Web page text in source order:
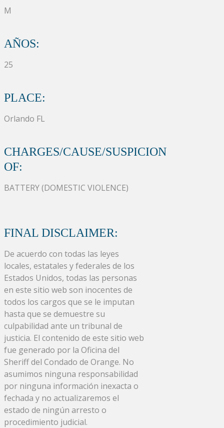
M
AÑOS:
25
PLACE:
Orlando FL
CHARGES/CAUSE/SUSPICION
OF:
BATTERY (DOMESTIC VIOLENCE)
FINAL DISCLAIMER:
De acuerdo con todas las leyes
locales, estatales y federales de los
Estados Unidos, todas las personas
en este sitio web son inocentes de
todos los cargos que se le imputan
hasta que se demuestre su
culpabilidad ante un tribunal de
justicia. El contenido de este sitio web
fue generado por la Oficina del
Sheriff del Condado de Orange. No
asumimos ninguna responsabilidad
por ninguna información inexacta o
fechada y no actualizaremos el
estado de ningún arresto o
procedimiento judicial.